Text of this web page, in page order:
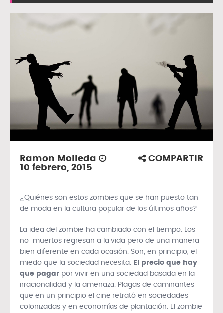
Ramon Molleda
10 febrero, 2015
COMPARTIR
¿Quiénes son estos zombies que se han puesto tan
de moda en la cultura popular de los últimos años?
La idea del zombie ha cambiado con el tiempo. Los
no-muertos regresan a la vida pero de una manera
bien diferente en cada ocasión. Son, en principio, el
miedo que la sociedad necesita. El precio que hay
que pagar por vivir en una sociedad basada en la
irracionalidad y la amenaza. Plagas de caminantes
que en un principio el cine retrató en sociedades
colonizadas y en economías de plantación. El zombie